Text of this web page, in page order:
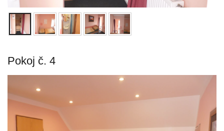
Pokoj č. 4